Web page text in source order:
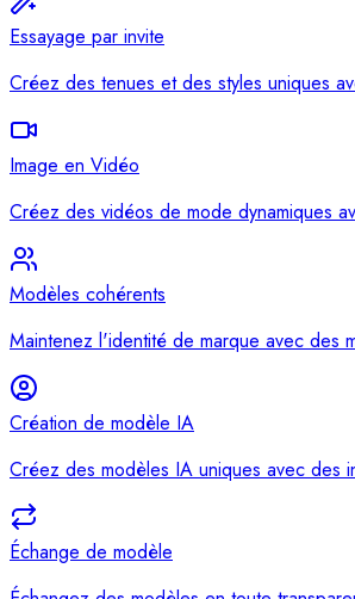
Essayage par invite
Créez des tenues et des styles uniques
Image en Vidéo
Créez des vidéos de mode dynamiques
Modèles cohérents
Maintenez l'identité de marque avec des
Création de modèle IA
Créez des modèles IA uniques avec des
Échange de modèle